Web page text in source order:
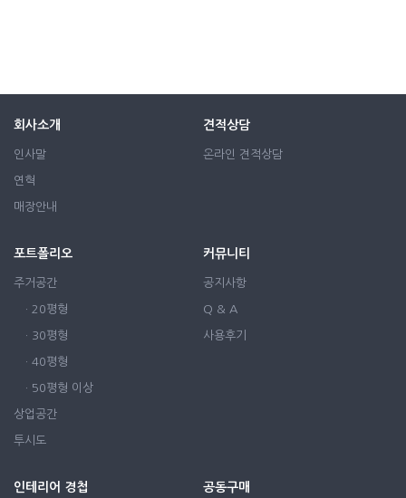
회사소개
인사말
연혁
매장안내
견적상담
온라인 견적상담
포트폴리오
주거공간
· 20평형
· 30평형
· 40평형
· 50평형 이상
상업공간
투시도
커뮤니티
공지사항
Q & A
사용후기
인테리어 경첩 공동구매